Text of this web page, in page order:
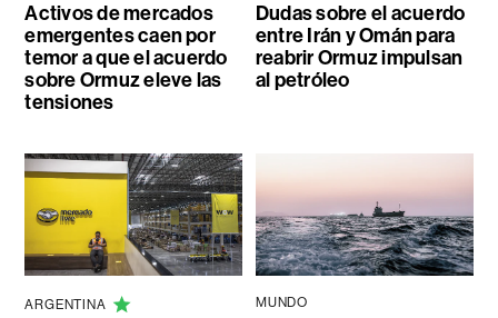
Activos de mercados
emergentes caen por
temor a que el acuerdo
sobre Ormuz eleve las
tensiones
Dudas sobre el acuerdo
entre Irán y Omán para
reabrir Ormuz impulsan
al petróleo
ARGENTINA MUNDO